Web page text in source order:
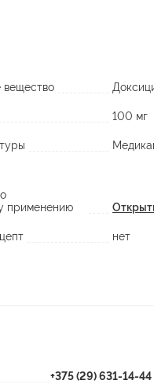
100 мг
применению
нет
+375 (29) 631-14-44